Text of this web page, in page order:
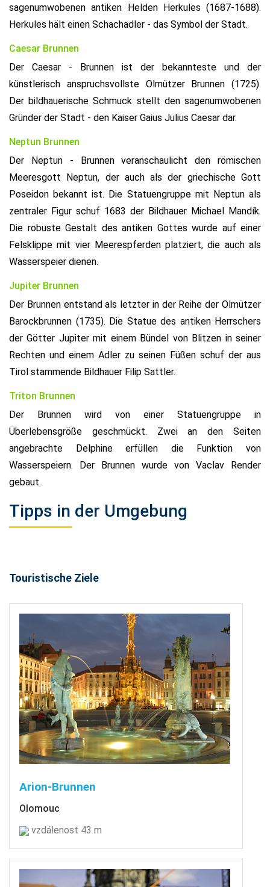
sagenumwobenen antiken Helden Herkules (1687-1688).
Herkules hält einen Schachadler - das Symbol der Stadt.
Caesar Brunnen
Der Caesar - Brunnen ist der bekannteste und der
künstlerisch anspruchsvollste Olmützer Brunnen (1725).
Der bildhauerische Schmuck stellt den sagenumwobenen
Gründer der Stadt - den Kaiser Gaius Julius Caesar dar.
Neptun Brunnen
Der Neptun - Brunnen veranschaulicht den römischen
Meeresgott Neptun, der auch als der griechische Gott
Poseidon bekannt ist. Die Statuengruppe mit Neptun als
zentraler Figur schuf 1683 der Bildhauer Michael Mandík.
Die robuste Gestalt des antiken Gottes wurde auf einer
Felsklippe mit vier Meerespferden platziert, die auch als
Wasserspeier dienen.
Jupiter Brunnen
Der Brunnen entstand als letzter in der Reihe der Olmützer
Barockbrunnen (1735). Die Statue des antiken Herrschers
der Götter Jupiter mit einem Bündel von Blitzen in seiner
Rechten und einem Adler zu seinen Füßen schuf der aus
Tirol stammende Bildhauer Filip Sattler.
Triton Brunnen
Der Brunnen wird von einer Statuengruppe in
Überlebensgröße geschmückt. Zwei an den Seiten
angebrachte Delphine erfüllen die Funktion von
Wasserspeiern. Der Brunnen wurde von Vaclav Render
gebaut.
Tipps in der Umgebung
Touristische Ziele
Arion-Brunnen
Olomouc
vzdálenost 43 m